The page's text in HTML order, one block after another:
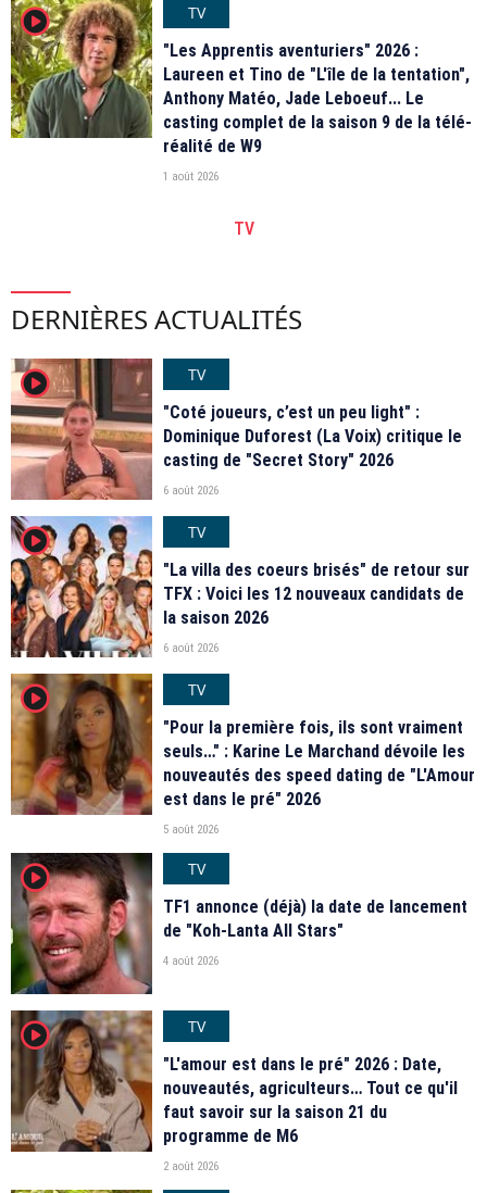
player2
TV
"Les Apprentis aventuriers" 2026 :
Laureen et Tino de "L'île de la tentation",
Anthony Matéo, Jade Leboeuf... Le
casting complet de la saison 9 de la télé-
réalité de W9
1 août 2026
TV
DERNIÈRES ACTUALITÉS
player2
TV
"Coté joueurs, c’est un peu light" :
Dominique Duforest (La Voix) critique le
casting de "Secret Story" 2026
6 août 2026
player2
TV
"La villa des coeurs brisés" de retour sur
TFX : Voici les 12 nouveaux candidats de
la saison 2026
6 août 2026
player2
TV
"Pour la première fois, ils sont vraiment
seuls…" : Karine Le Marchand dévoile les
nouveautés des speed dating de "L'Amour
est dans le pré" 2026
5 août 2026
player2
TV
TF1 annonce (déjà) la date de lancement
de "Koh-Lanta All Stars"
4 août 2026
player2
TV
"L'amour est dans le pré" 2026 : Date,
nouveautés, agriculteurs… Tout ce qu'il
faut savoir sur la saison 21 du
programme de M6
2 août 2026